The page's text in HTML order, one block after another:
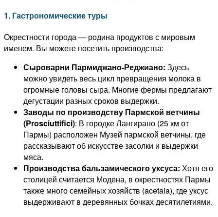
1. Гастрономические туры
Окрестности города — родина продуктов с мировым
именем. Вы можете посетить производства:
Сыроварни Пармиджано-Реджиано: Здесь
можно увидеть весь цикл превращения молока в
огромные головы сыра. Многие фермы предлагают
дегустации разных сроков выдержки.
Заводы по производству Пармской ветчины
(Prosciuttifici): В городке Лангирано (25 км от
Пармы) расположен Музей пармской ветчины, где
рассказывают об искусстве засолки и выдержки
мяса.
Производства бальзамического уксуса: Хотя его
столицей считается Модена, в окрестностях Пармы
также много семейных хозяйств (acetaia), где уксус
выдерживают в деревянных бочках десятилетиями.